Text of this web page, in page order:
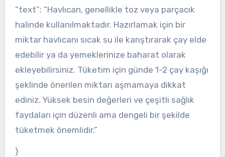
“text”: “Havlıcan, genellikle toz veya parçacık
halinde kullanılmaktadır. Hazırlamak için bir
miktar havlıcanı sıcak su ile karıştırarak çay elde
edebilir ya da yemeklerinize baharat olarak
ekleyebilirsiniz. Tüketim için günde 1-2 çay kaşığı
şeklinde önerilen miktarı aşmamaya dikkat
ediniz. Yüksek besin değerleri ve çeşitli sağlık
faydaları için düzenli ama dengeli bir şekilde
tüketmek önemlidir.”
}